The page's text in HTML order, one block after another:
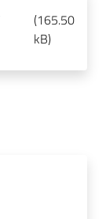
(165.50
kB)